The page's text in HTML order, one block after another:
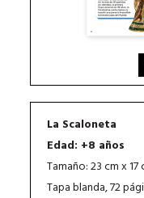
La Scaloneta
Edad: +8 años
Tamaño: 23 cm x 17
Tapa blanda, 72